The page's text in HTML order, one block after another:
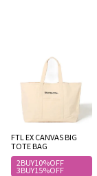
FTL EX CANVAS BIG
TOTE BAG
2BUY10%OFF
3BUY15%OFF